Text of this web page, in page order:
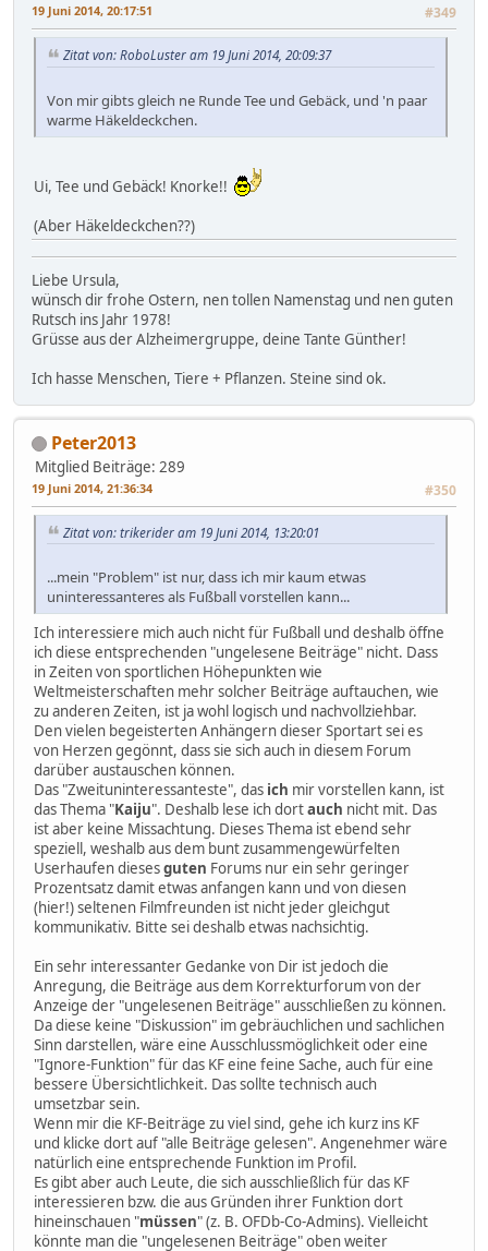
19 Juni 2014, 20:17:51 #349
Zitat von: RoboLuster am 19 Juni 2014, 20:09:37
Von mir gibts gleich ne Runde Tee und Gebäck, und 'n paar
warme Häkeldeckchen.
Ui, Tee und Gebäck! Knorke!!
(Aber Häkeldeckchen??)
Liebe Ursula,
wünsch dir frohe Ostern, nen tollen Namenstag und nen guten
Rutsch ins Jahr 1978!
Grüsse aus der Alzheimergruppe, deine Tante Günther!
Ich hasse Menschen, Tiere + Pflanzen. Steine sind ok.
Peter2013
Mitglied Beiträge: 289
19 Juni 2014, 21:36:34 #350
Zitat von: trikerider am 19 Juni 2014, 13:20:01
...mein "Problem" ist nur, dass ich mir kaum etwas
uninteressanteres als Fußball vorstellen kann...
Ich interessiere mich auch nicht für Fußball und deshalb öffne
ich diese entsprechenden "ungelesene Beiträge" nicht. Dass
in Zeiten von sportlichen Höhepunkten wie
Weltmeisterschaften mehr solcher Beiträge auftauchen, wie
zu anderen Zeiten, ist ja wohl logisch und nachvollziehbar.
Den vielen begeisterten Anhängern dieser Sportart sei es
von Herzen gegönnt, dass sie sich auch in diesem Forum
darüber austauschen können.
Das "Zweituninteressanteste", das ich mir vorstellen kann, ist
das Thema "Kaiju". Deshalb lese ich dortauch nicht mit. Das
ist aber keine Missachtung. Dieses Thema ist ebend sehr
speziell, weshalb aus dem bunt zusammengewürfelten
Userhaufen diesesguten Forums nur ein sehr geringer
Prozentsatz damit etwas anfangen kann und von diesen
(hier!) seltenen Filmfreunden ist nicht jeder gleichgut
kommunikativ. Bitte sei deshalb etwas nachsichtig.
Ein sehr interessanter Gedanke von Dir ist jedoch die
Anregung, die Beiträge aus dem Korrekturforum von der
Anzeige der "ungelesenen Beiträge" ausschließen zu können.
Da diese keine "Diskussion" im gebräuchlichen und sachlichen
Sinn darstellen, wäre eine Ausschlussmöglichkeit oder eine
"Ignore-Funktion" für das KF eine feine Sache, auch für eine
bessere Übersichtlichkeit. Das sollte technisch auch
umsetzbar sein.
Wenn mir die KF-Beiträge zu viel sind, gehe ich kurz ins KF
und klicke dort auf "alle Beiträge gelesen". Angenehmer wäre
natürlich eine entsprechende Funktion im Profil.
Es gibt aber auch Leute, die sich ausschließlich für das KF
interessieren bzw. die aus Gründen ihrer Funktion dort
hineinschauen "müssen" (z. B. OFDb-Co-Admins). Vielleicht
könnte man die "ungelesenen Beiträge" oben weiter